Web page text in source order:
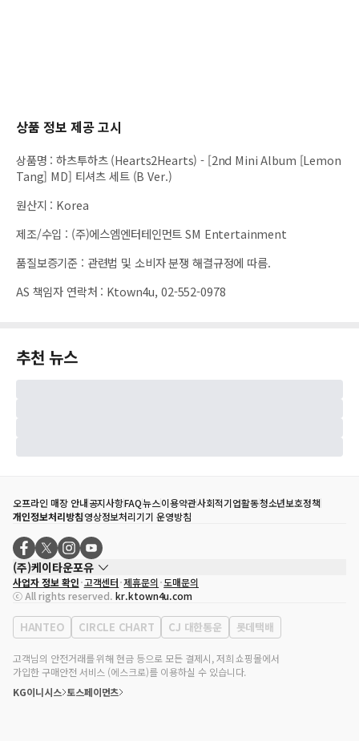
상품 정보 제공 고시
상품명 :하츠투하츠 (Hearts2Hearts) - [2nd Mini Album [Lemon
Tang] MD] 티셔츠 세트 (B Ver.)
원산지 : Korea
제조/수입 : (주)에스엠엔터테인먼트 SM Entertainment
품질보증기준 : 관련법 및 소비자 분쟁 해결규정에 따름.
AS 책임자 연락처 : Ktown4u, 02-552-0978
추천 뉴스
오프라인 매장 안내공지사항FAQ뉴스이용약관사회적기업활동청소년보호정책
개인정보처리방침영상정보처리기기 운영방침
(주)케이타운포유
대표자
송효민
사업자등록번호
120-87-71116
통신판매업 신고번호 제2011-서울강남-02223
대표전화
02-552-9855
사업자 정보 확인 고객센터 제휴문의 도매문의
ⓒ All rights reserved. kr.ktown4u.com
HANTEO CIRCLE CHART CJ 대한통운 롯데택배
고객님의 안전거래를 위해 현금 등으로 모든 결제시, 저희 쇼핑몰에서
가입한 구매안전 서비스 (에스크로)를 이용하실 수 있습니다.
KG이니시스 토스페이먼츠